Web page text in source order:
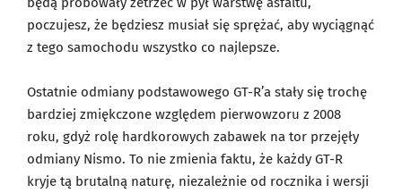
poczujesz, że będziesz musiał się sprężać, aby wyciągnąć
z tego samochodu wszystko co najlepsze.
Ostatnie odmiany podstawowego GT-R’a stały się trochę
bardziej zmiękczone względem pierwowzoru z 2008
roku, gdyż rolę hardkorowych zabawek na tor przejęły
odmiany Nismo. To nie zmienia faktu, że każdy GT-R
kryje tą brutalną naturę, niezależnie od rocznika i wersji